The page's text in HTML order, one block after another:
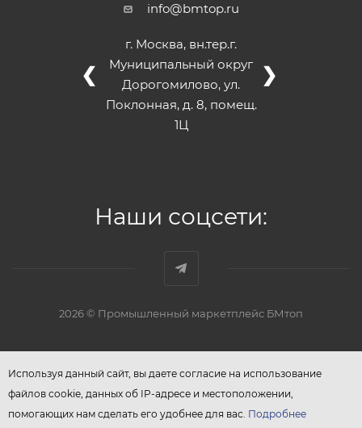
info@bmtop.ru
г. Москва, вн.тер.г.
Муниципальный округ
Дорогомилово, ул.
Поклонная, д. 8, помещ.
1Ц
❮ ❯
Наши соцсети:
2026 © Промышленный маркетплейс БМтоп
Используя данный сайт, вы даете согласие на использование
файлов cookie, данных об IP-адресе и местоположении,
помогающих нам сделать его удобнее для вас. Подробнее